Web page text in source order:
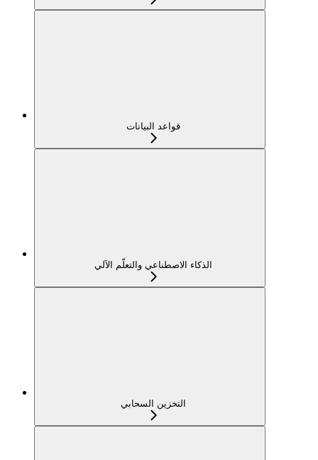
قواعد البيانات
الذكاء الاصطناعي والتعلّم الآلي
التخزين السحابي